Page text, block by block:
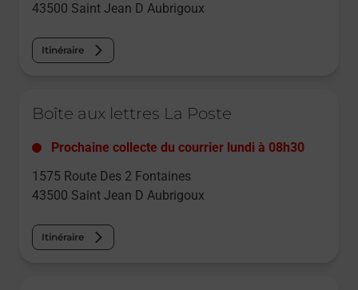
43500 Saint Jean D Aubrigoux
Itinéraire
Boîte aux lettres La Poste
Prochaine collecte du courrier lundi à 08h30
1575 Route Des 2 Fontaines
43500 Saint Jean D Aubrigoux
Itinéraire